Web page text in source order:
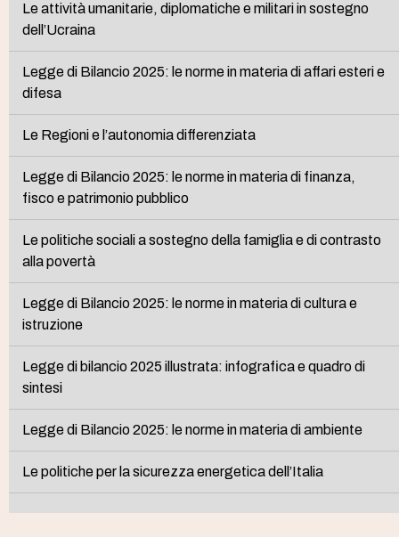
Le attività umanitarie, diplomatiche e militari in sostegno
dell’Ucraina
Legge di Bilancio 2025: le norme in materia di affari esteri e
difesa
Le Regioni e l’autonomia differenziata
Legge di Bilancio 2025: le norme in materia di finanza,
fisco e patrimonio pubblico
Le politiche sociali a sostegno della famiglia e di contrasto
alla povertà
Legge di Bilancio 2025: le norme in materia di cultura e
istruzione
Legge di bilancio 2025 illustrata: infografica e quadro di
sintesi
Legge di Bilancio 2025: le norme in materia di ambiente
Le politiche per la sicurezza energetica dell’Italia